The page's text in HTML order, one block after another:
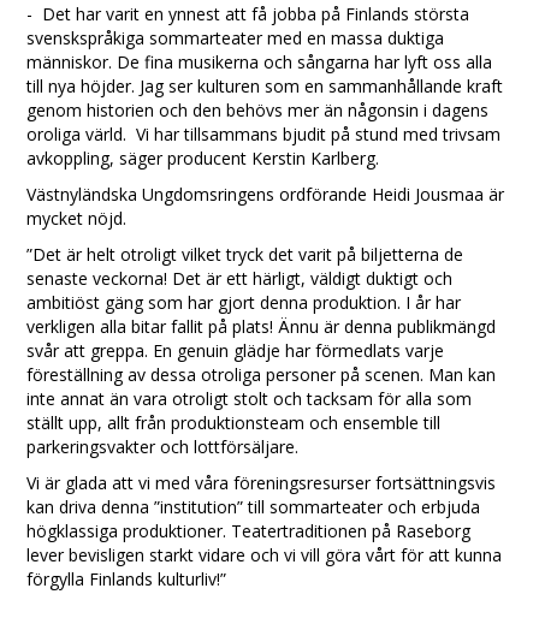
- Det har varit en ynnest att få jobba på Finlands största
svenskspråkiga sommarteater med en massa duktiga
människor. De fina musikerna och sångarna har lyft oss alla
till nya höjder. Jag ser kulturen som en sammanhållande kraft
genom historien och den behövs mer än någonsin i dagens
oroliga värld. Vi har tillsammans bjudit på stund med trivsam
avkoppling, säger producent Kerstin Karlberg.
Västnyländska Ungdomsringens ordförande Heidi Jousmaa är
mycket nöjd.
”Det är helt otroligt vilket tryck det varit på biljetterna de
senaste veckorna! Det är ett härligt, väldigt duktigt och
ambitiöst gäng som har gjort denna produktion. I år har
verkligen alla bitar fallit på plats! Ännu är denna publikmängd
svår att greppa. En genuin glädje har förmedlats varje
föreställning av dessa otroliga personer på scenen. Man kan
inte annat än vara otroligt stolt och tacksam för alla som
ställt upp, allt från produktionsteam och ensemble till
parkeringsvakter och lottförsäljare.
Vi är glada att vi med våra föreningsresurser fortsättningsvis
kan driva denna ”institution” till sommarteater och erbjuda
högklassiga produktioner. Teatertraditionen på Raseborg
lever bevisligen starkt vidare och vi vill göra vårt för att kunna
förgylla Finlands kulturliv!”